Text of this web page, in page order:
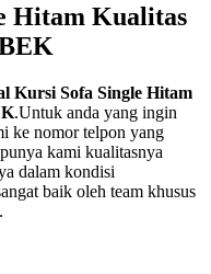
Hitam Kualitas
Kursi Sofa Single Hitam
.Untuk anda yang ingin
ke nomor telpon yang
kami kualitasnya
dalam kondisi
baik oleh team khusus